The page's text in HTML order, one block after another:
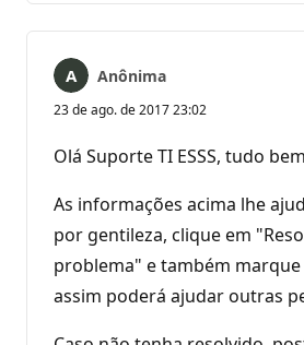
Anônima
23 de ago. de 2017 23:02
Olá Suporte TI ESSS, tudo
As informações acima lhe
por gentileza, clique em
problema" e também
assim poderá ajudar outras